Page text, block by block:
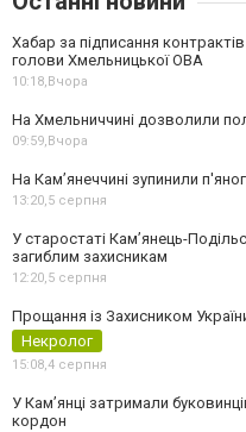
Хабар за підписання
голови Хмельницької ОВА
10:18,Вчора
На Хмельниччині дозволили
09:59,Вчора
На Камʼянеччині зупинили
13:20,5 серпня
У старостаті Кам’янець-
загиблим захисникам
12:20,5 серпня
Прощання із Захисником
Некролог
15:08,4 серпня
У Кам’янці затримали
кордон